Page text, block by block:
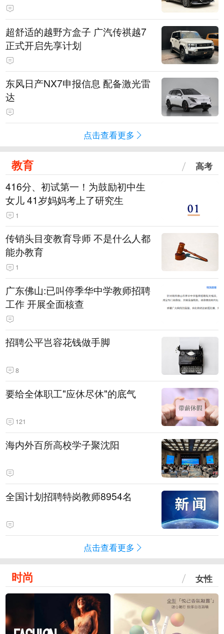
超舒适的越野方盒子 广汽传祺越7
正式开启先享计划
东风日产NX7申报信息 配备激光雷
达
点击查看更多
教育 高考
416分、初试第一！为鼓励初中生
女儿 41岁妈妈考上了研究生
1
传销头目变教育导师 不是什么人都
能办教育
1
广东佛山:已叫停季华中学教师招聘
工作 开展全面核查
招聘公平岂容花钱做手脚
8
要给全体职工"应休尽休"的底气
121
海内外百所高校学子聚沈阳
全国计划招聘特岗教师8954名
点击查看更多
时尚 女性